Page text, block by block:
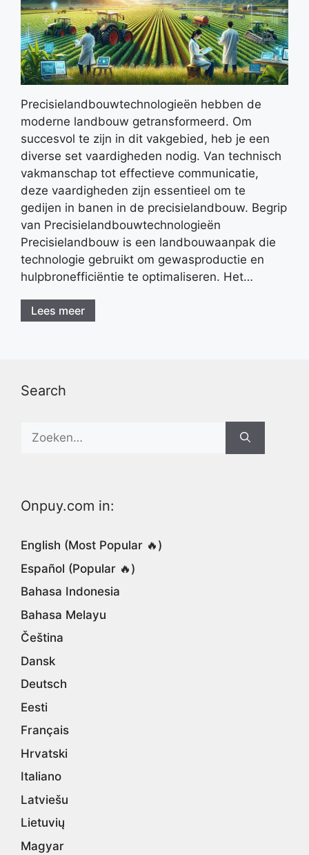
Precisielandbouwtechnologieën hebben de
moderne landbouw getransformeerd. Om
succesvol te zijn in dit vakgebied, heb je een
diverse set vaardigheden nodig. Van technisch
vakmanschap tot effectieve communicatie,
deze vaardigheden zijn essentieel om te
gedijen in banen in de precisielandbouw. Begrip
van Precisielandbouwtechnologieën
Precisielandbouw is een landbouwaanpak die
technologie gebruikt om gewasproductie en
hulpbronefficiëntie te optimaliseren. Het…
Lees meer
Search
Search
Onpuy.com in:
English (Most Popular 🔥)
Español (Popular 🔥)
Bahasa Indonesia
Bahasa Melayu
Čeština
Dansk
Deutsch
Eesti
Français
Hrvatski
Italiano
Latviešu
Lietuvių
Magyar